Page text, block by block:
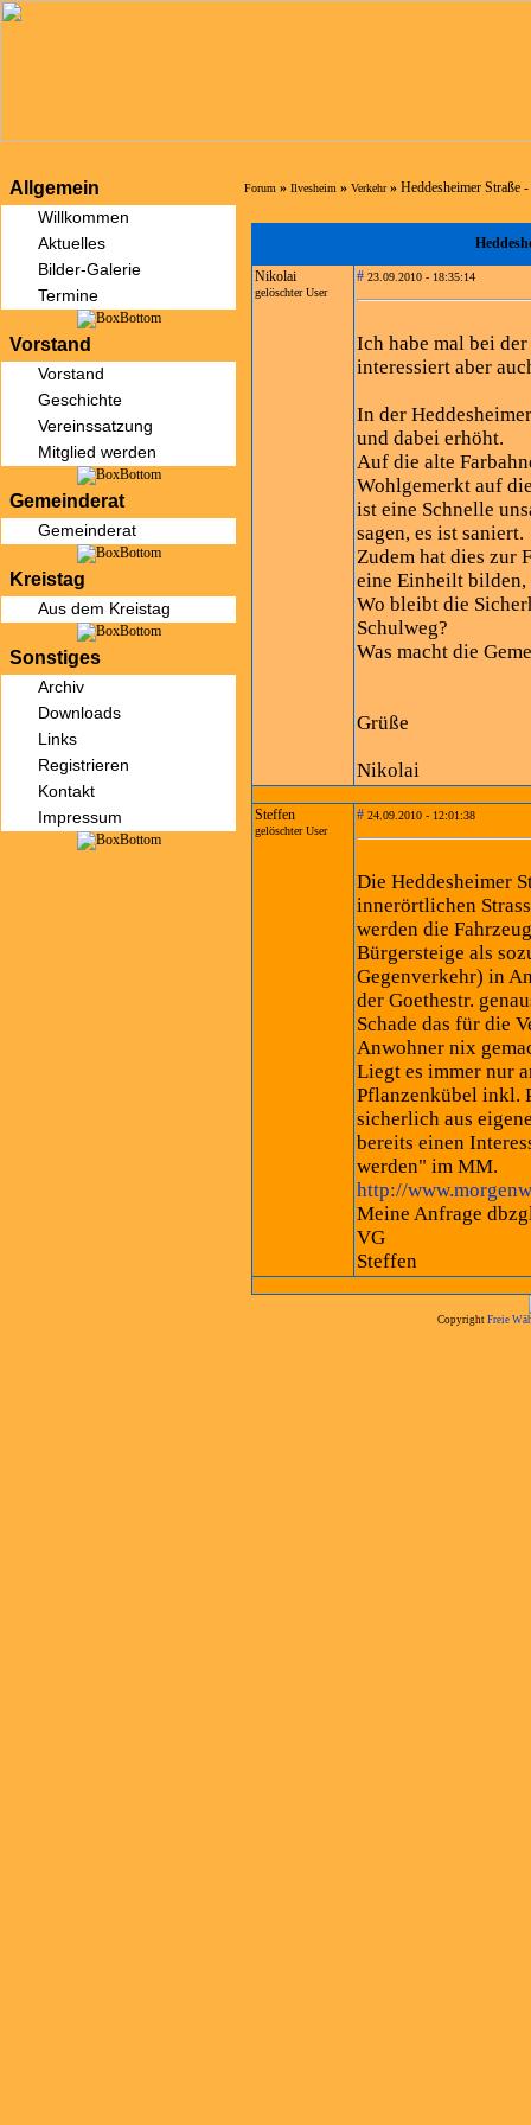
Allgemein
Willkommen
Aktuelles
Bilder-Galerie
Termine
Vorstand
Vorstand
Geschichte
Vereinssatzung
Mitglied werden
Gemeinderat
Gemeinderat
Kreistag
Aus dem Kreistag
Sonstiges
Archiv
Downloads
Links
Registrieren
Kontakt
Impressum
Forum » Ilvesheim » Verkehr» Heddesheimer Straße
Nikolai
gelöschter User
# 23.09.2010 - 18:35:14
Ich habe mal bei
interessiert aber
In der
und dabei erhöht.
Auf die alte
Wohlgemerkt auf
ist eine Schnelle
sagen, es ist saniert.
Zudem hat dies zur
eine Einheilt bilden,
Wo bleibt die
Schulweg?
Was macht die
Grüße
Nikolai
Steffen
gelöschter User
# 24.09.2010 - 12:01:38
Die Heddesheimer
innerörtlichen
werden die
Bürgersteige als
Gegenverkehr) in
der Goethestr.
Schade das für die
Anwohner nix
Liegt es immer nur
Pflanzenkübel inkl.
sicherlich aus
bereits einen
werden" im MM.
http://
Meine Anfrage
VG
Steffen
Copyright Freie